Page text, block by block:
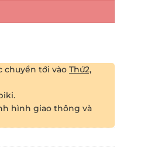
chuyển tới vào Thứ2,
hình giao thông và